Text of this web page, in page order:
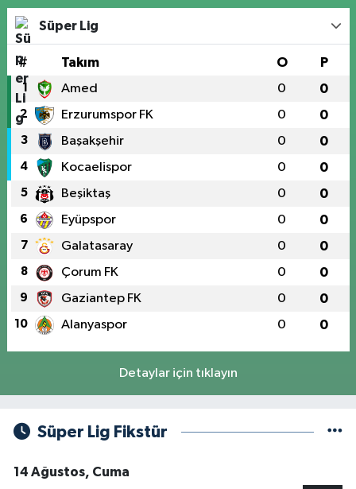
Süper Lig
# Takım O P
1 Amed 0 0
2 Erzurumspor FK 0 0
3 Başakşehir 0 0
4 Kocaelispor 0 0
5 Beşiktaş 0 0
6 Eyüpspor 0 0
7 Galatasaray 0 0
8 Çorum FK 0 0
9 Gaziantep FK 0 0
10 Alanyaspor 0 0
Detaylar için tıklayın
Süper Lig Fikstür
14 Ağustos, Cuma